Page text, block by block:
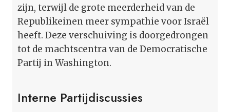
zijn, terwijl de grote meerderheid van de
Republikeinen meer sympathie voor Israël
heeft. Deze verschuiving is doorgedrongen
tot de machtscentra van de Democratische
Partij in Washington.
Interne Partijdiscussies